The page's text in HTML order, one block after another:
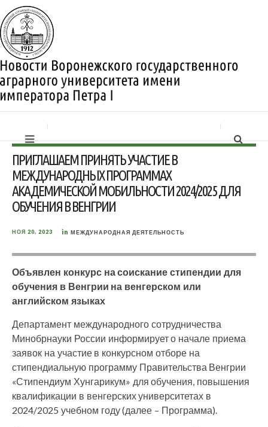
ПРИГЛАШАЕМ ПРИНЯТЬ УЧАСТИЕ В
МЕЖДУНАРОДНЫХ ПРОГРАММАХ
АКАДЕМИЧЕСКОЙ МОБИЛЬНОСТИ 2024/2025 ДЛЯ
ОБУЧЕНИЯ В ВЕНГРИИ
НОЯ 20, 2023 in МЕЖДУНАРОДНАЯ ДЕЯТЕЛЬНОСТЬ
Объявлен конкурс на соискание стипендии для
обучения в Венгрии на венгерском или
английском языках
Департамент международного сотрудничества
Минобрнауки России информирует о начале приема
заявок на участие в конкурсном отборе на
стипендиальную программу Правительства Венгрии
«Стипендиум Хунгарикум» для обучения, повышения
квалификации в венгерских университетах в
2024/2025 учебном году (далее – Программа).